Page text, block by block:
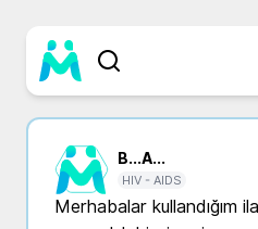
B...A...
HIV - AIDS
Merhabalar kullandığım